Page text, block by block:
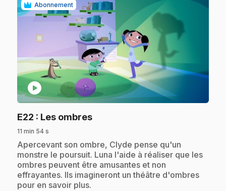
Abonnement
play_circle
E22 : Les ombres.
11 min 54 s
.Apercevant son ombre, Clyde pense qu'un
monstre le poursuit. Luna l'aide à réaliser que les
ombres peuvent être amusantes et non
effrayantes. Ils imagineront un théâtre d'ombres
pour en savoir plus.